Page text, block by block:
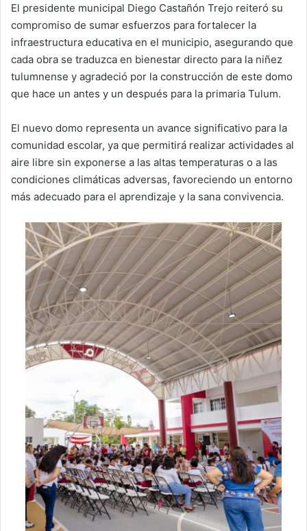
El presidente municipal Diego Castañón Trejo reiteró su
compromiso de sumar esfuerzos para fortalecer la
infraestructura educativa en el municipio, asegurando que
cada obra se traduzca en bienestar directo para la niñez
tulumnense y agradeció por la construcción de este domo
que hace un antes y un después para la primaria Tulum.
El nuevo domo representa un avance significativo para la
comunidad escolar, ya que permitirá realizar actividades al
aire libre sin exponerse a las altas temperaturas o a las
condiciones climáticas adversas, favoreciendo un entorno
más adecuado para el aprendizaje y la sana convivencia.